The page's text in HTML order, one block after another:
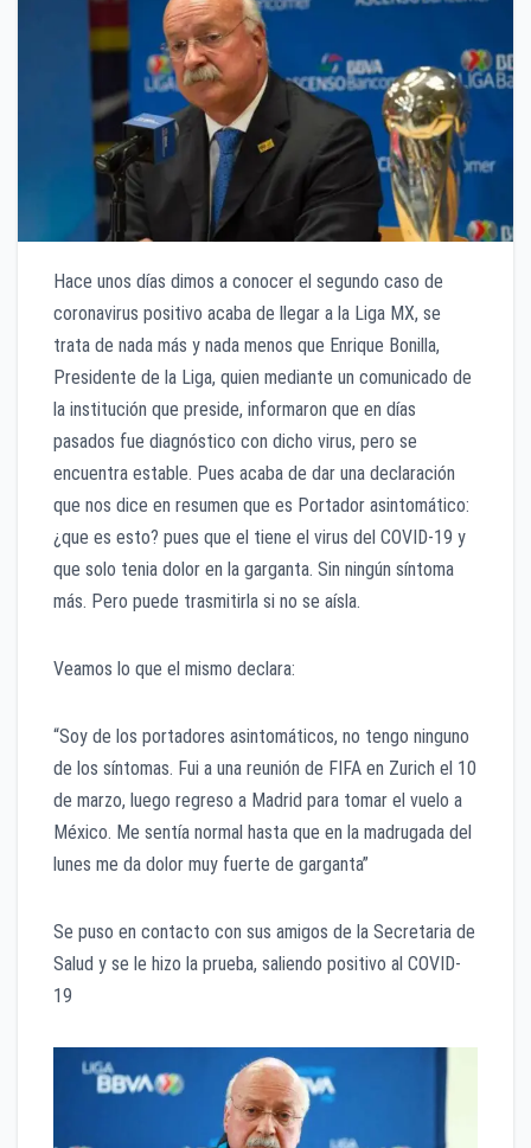
Hace unos días dimos a conocer el segundo caso de
coronavirus positivo acaba de llegar a la Liga MX, se
trata de nada más y nada menos que Enrique Bonilla,
Presidente de la Liga, quien mediante un comunicado de
la institución que preside, informaron que en días
pasados fue diagnóstico con dicho virus, pero se
encuentra estable. Pues acaba de dar una declaración
que nos dice en resumen que es Portador asintomático:
¿que es esto? pues que el tiene el virus del COVID-19 y
que solo tenia dolor en la garganta. Sin ningún síntoma
más. Pero puede trasmitirla si no se aísla.
Veamos lo que el mismo declara:
“Soy de los portadores asintomáticos, no tengo ninguno
de los síntomas. Fui a una reunión de FIFA en Zurich el 10
de marzo, luego regreso a Madrid para tomar el vuelo a
México. Me sentía normal hasta que en la madrugada del
lunes me da dolor muy fuerte de garganta”
Se puso en contacto con sus amigos de la Secretaria de
Salud y se le hizo la prueba, saliendo positivo al COVID-
19